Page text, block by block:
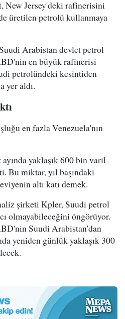
New Jersey'deki rafinerisini
üretilen petrolü kullanmaya
Arabistan devlet petrol
en büyük rafinerisi
petrolündeki kesintiden
yer aldı.
en fazla Venezuela'nın
yaklaşık 600 bin varil
Bu miktar, yıl başındaki
altı katı demek.
şirketi Kpler, Suudi petrol
olmayabileceğini öngörüyor.
Suudi Arabistan'dan
yeniden günlük yaklaşık 300